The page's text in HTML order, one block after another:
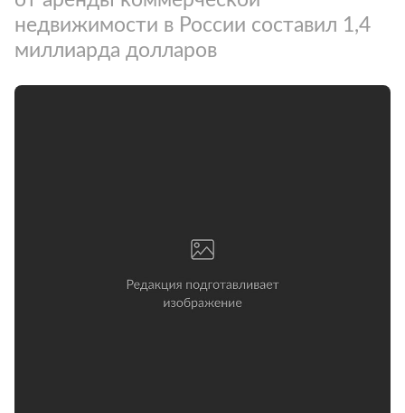
недвижимости в России составил 1,4
миллиарда долларов